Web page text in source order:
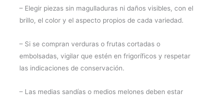
– Elegir piezas sin magulladuras ni daños visibles, con el
brillo, el color y el aspecto propios de cada variedad.
– Si se compran verduras o frutas cortadas o
embolsadas, vigilar que estén en frigoríficos y respetar
las indicaciones de conservación.
– Las medias sandías o medios melones deben estar